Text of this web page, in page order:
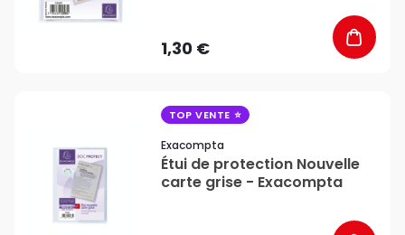
1,30 €
TOP VENTE
Exacompta
Étui de protection Nouvelle
carte grise - Exacompta